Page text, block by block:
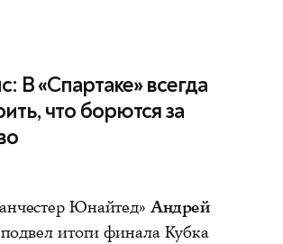
В «Спартаке» всегда
что борются за
Юнайтед» Андрей
подвел итоги финала Кубка